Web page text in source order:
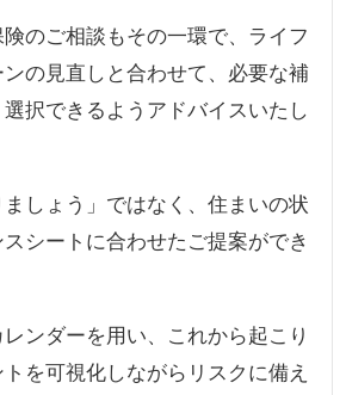
のご相談もその一環で、ライフ
の見直しと合わせて、必要な補
択できるようアドバイスいたし
ましょう」ではなく、住まいの状
シートに合わせたご提案ができ
ンダーを用い、これから起こり
を可視化しながらリスクに備え